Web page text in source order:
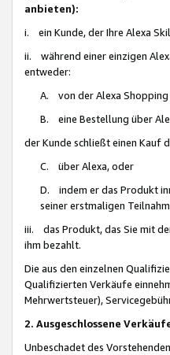
anbieten):
i. ein Kunde, der Ihre Alexa
ii. während einer einzigen
entweder:
A. von der Alexa Shopping
B. eine Bestellung über
der Kunde schließt einen Kauf
C. über Alexa, oder
D. indem er das Produkt
seiner erstmaligen
iii. das Produkt, das Sie mit
ihm bezahlt.
Die aus den einzelnen
Qualifizierten Verkäufe
Mehrwertsteuer),
2. Ausgeschlossene
Unbeschadet des